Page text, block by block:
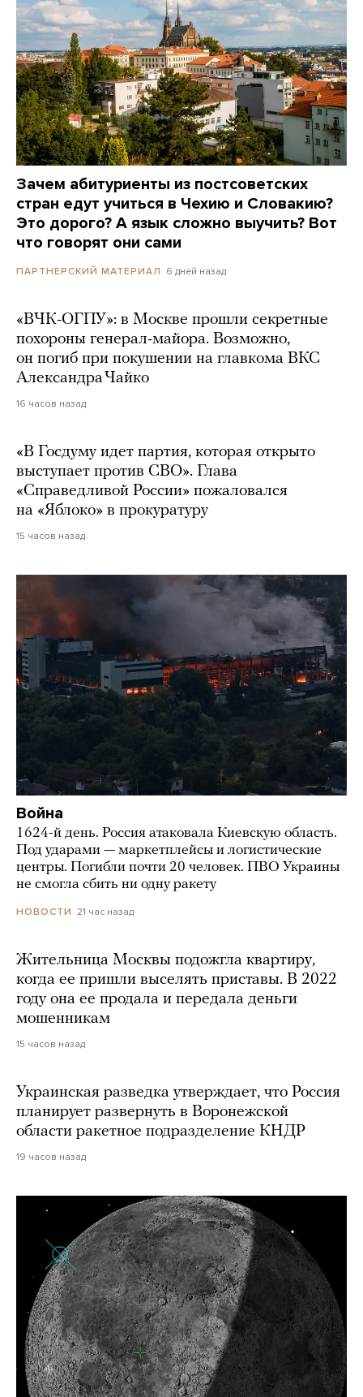
Зачем абитуриенты из постсоветских
стран едут учиться в Чехию и Словакию?
Это дорого? А язык сложно выучить? Вот
что говорят они сами
ПАРТНЕРСКИЙ МАТЕРИАЛ 6 дней назад
«ВЧК-ОГПУ»: в Москве прошли секретные
похороны генерал-майора. Возможно,
он погиб при покушении на главкома ВКС
Александра Чайко
16 часов назад
«В Госдуму идет партия, которая открыто
выступает против СВО». Глава
«Справедливой России» пожаловался
на «Яблоко» в прокуратуру
15 часов назад
Война
1624-й день. Россия атаковала Киевскую область.
Под ударами — маркетплейсы и логистические
центры. Погибли почти 20 человек. ПВО Украины
не смогла сбить ни одну ракету
НОВОСТИ 21 час назад
Жительница Москвы подожгла квартиру,
когда ее пришли выселять приставы. В 2022
году она ее продала и передала деньги
мошенникам
15 часов назад
Украинская разведка утверждает, что Россия
планирует развернуть в Воронежской
области ракетное подразделение КНДР
19 часов назад